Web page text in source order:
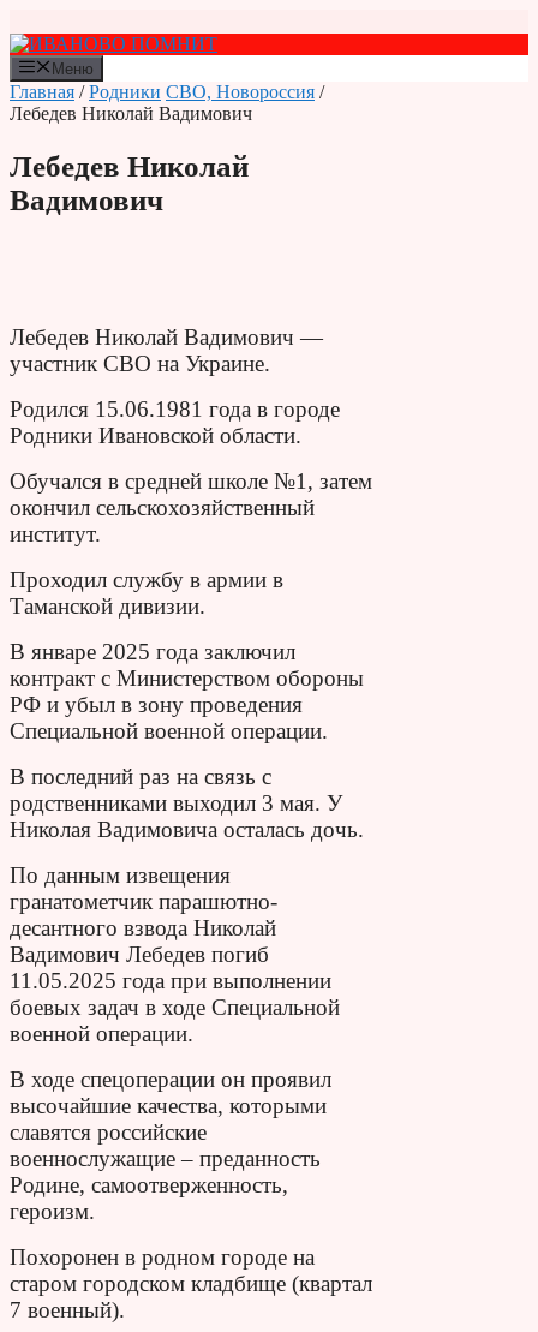
к
содержимому
Меню
Главная /Родники СВО, Новороссия /
Лебедев Николай Вадимович
Лебедев Николай
Вадимович
Лебедев Николай Вадимович —
участник СВО на Украине.
Родился 15.06.1981 года в городе
Родники Ивановской области.
Обучался в средней школе №1, затем
окончил сельскохозяйственный
институт.
Проходил службу в армии в
Таманской дивизии.
В январе 2025 года заключил
контракт с Министерством обороны
РФ и убыл в зону проведения
Специальной военной операции.
В последний раз на связь с
родственниками выходил 3 мая. У
Николая Вадимовича осталась дочь.
По данным извещения
гранатометчик парашютно-
десантного взвода Николай
Вадимович Лебедев погиб
11.05.2025 года при выполнении
боевых задач в ходе Специальной
военной операции.
В ходе спецоперации он проявил
высочайшие качества, которыми
славятся российские
военнослужащие – преданность
Родине, самоотверженность,
героизм.
Похоронен в родном городе на
старом городском кладбище (квартал
7 военный).